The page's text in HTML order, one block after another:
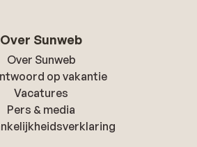
Over Sunweb
Over Sunweb
op vakantie
Vacatures
Pers & media